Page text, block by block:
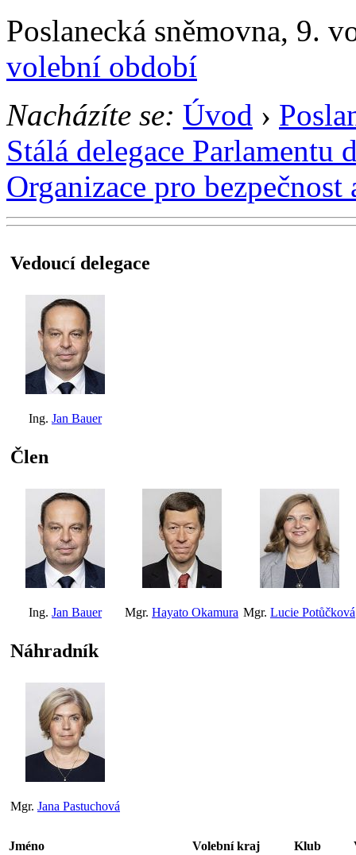
Poslanecká sněmovna, 9.
volební období
Nacházíte se: Úvod ›
Stálá delegace Parlamentu
Organizace pro
Vedoucí delegace
Ing. Jan Bauer
Člen
Ing. Jan Bauer Mgr. Hayato Okamura Mgr. Lucie Potůčková
Náhradník
Mgr. Jana Pastuchová
Jméno Volební kraj Klub